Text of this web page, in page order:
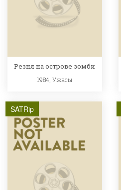
Резня на острове зомби
1984,Ужасы
SATRip